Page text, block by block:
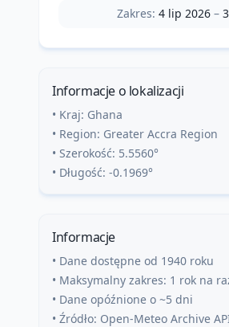
Zakres: 4 lip 2026–
Informacje o lokalizacji
• Kraj: Ghana
• Region: Greater Accra Region
• Szerokość: 5.5560°
• Długość: -0.1969°
Informacje
• Dane dostępne od 1940 roku
• Maksymalny zakres: 1 rok na
• Dane opóźnione o ~5 dni
• Źródło: Open-Meteo Archive